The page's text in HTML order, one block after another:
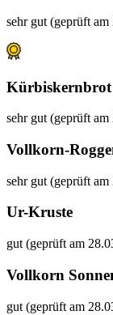
sehr gut (geprüft
Kürbiskernbrot
sehr gut (geprüft
Vollkorn-
sehr gut (geprüft
Ur-Kruste
gut (geprüft am
Vollkorn
gut (geprüft am